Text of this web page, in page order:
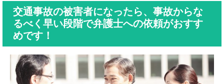
交通事故の被害者になったら、事故からな
るべく早い段階で弁護士への依頼がおすす
めです！